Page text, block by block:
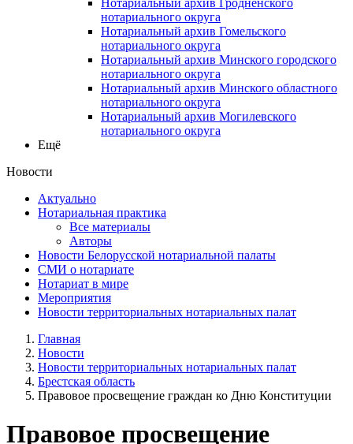
нотариального округа
Нотариальный архив Гомельского
нотариального округа
Нотариальный архив Минского городского
нотариального округа
Нотариальный архив Минского областного
нотариального округа
Нотариальный архив Могилевского
нотариального округа
Ещё
Новости
Актуально
Нотариальная практика
Все материалы
Авторы
Новости Белорусской нотариальной палаты
СМИ о нотариате
Нотариат в мире
Мероприятия
Новости территориальных нотариальных палат
Главная
Новости
Новости территориальных нотариальных палат
Брестская область
Правовое просвещение граждан ко Дню Конституции
Правовое просвещение